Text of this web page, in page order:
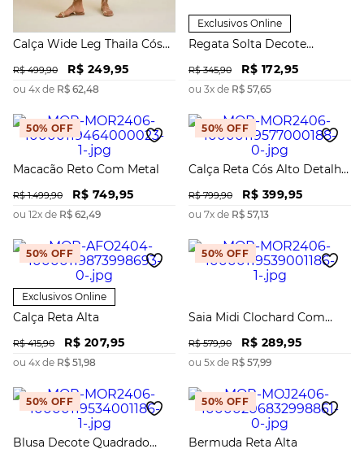
Calça Wide Leg Thaila Cós
R$ 499,90 R$ 249,95
ou 4x de R$ 62,48
Exclusivos Online
Regata Solta Decote
R$ 345,90 R$ 172,95
ou 3x de R$ 57,65
50% OFF
Macacão Reto Com Metal
R$ 1.499,90 R$ 749,95
ou 12x de R$ 62,49
50% OFF
Calça Reta Cós Alto Detalhe
R$ 799,90 R$ 399,95
ou 7x de R$ 57,13
50% OFF
Exclusivos Online
Calça Reta Alta
R$ 415,90 R$ 207,95
ou 4x de R$ 51,98
50% OFF
Saia Midi Clochard Com
R$ 579,90 R$ 289,95
ou 5x de R$ 57,99
50% OFF
Blusa Decote Quadrado
50% OFF
Bermuda Reta Alta